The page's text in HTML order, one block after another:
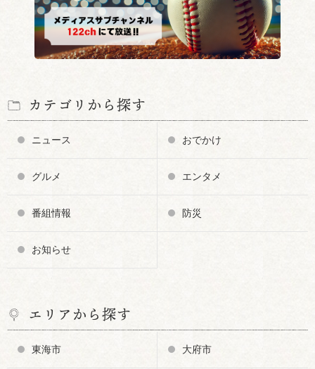
カテゴリから探す
ニュース おでかけ
グルメ エンタメ
番組情報 防災
お知らせ
エリアから探す
東海市 大府市